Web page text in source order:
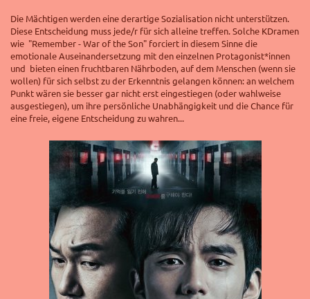
Die Mächtigen werden eine derartige Sozialisation nicht unterstützen.
Diese Entscheidung muss jede/r für sich alleine treffen. Solche KDramen
wie "Remember - War of the Son" forciert in diesem Sinne die
emotionale Auseinandersetzung mit den einzelnen Protagonist*innen
und bieten einen fruchtbaren Nährboden, auf dem Menschen (wenn sie
wollen) für sich selbst zu der Erkenntnis gelangen können: an welchem
Punkt wären sie besser gar nicht erst eingestiegen (oder wahlweise
ausgestiegen), um ihre persönliche Unabhängigkeit und die Chance für
eine freie, eigene Entscheidung zu wahren...